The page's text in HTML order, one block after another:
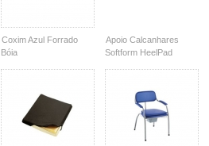
Coxim Azul Forrado
Bóia
Apoio Calcanhares
Softform HeelPad